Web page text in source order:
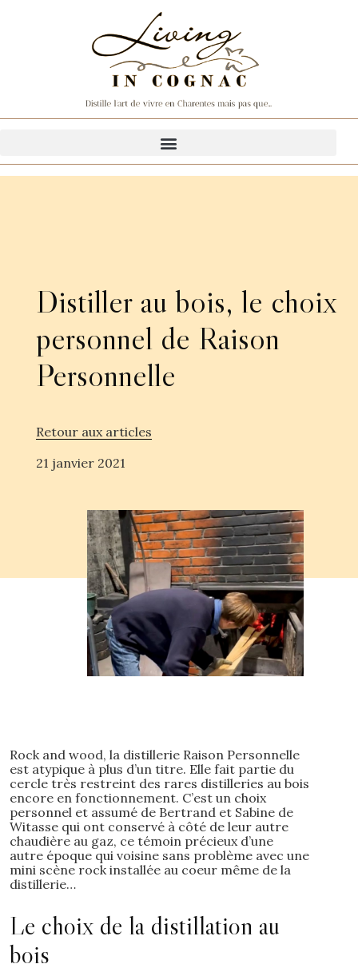
Distiller au bois, le choix
personnel de Raison
Personnelle
Retour aux articles
21 janvier 2021
Rock and wood, la distillerie Raison Personnelle
est atypique à plus d’un titre. Elle fait partie du
cercle très restreint des rares distilleries au bois
encore en fonctionnement. C’est un choix
personnel et assumé de Bertrand et Sabine de
Witasse qui ont conservé à côté de leur autre
chaudière au gaz, ce témoin précieux d’une
autre époque qui voisine sans problème avec une
mini scène rock installée au coeur même de la
distillerie…
Le choix de la distillation au
bois